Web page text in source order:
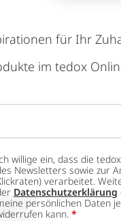
für Ihr
im tedox
willige ein, dass die
Newsletters sowie zur
verarbeitet.
Datenschutzerklärung
persönlichen Daten
kann. *